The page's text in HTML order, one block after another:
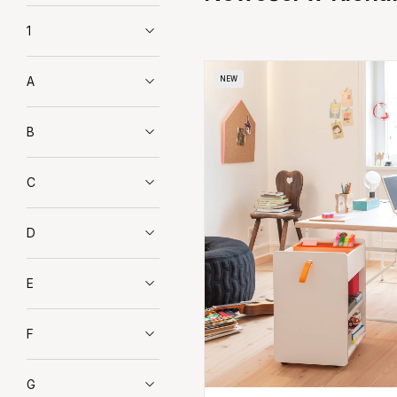
1
A
B
C
D
E
F
G
NEW